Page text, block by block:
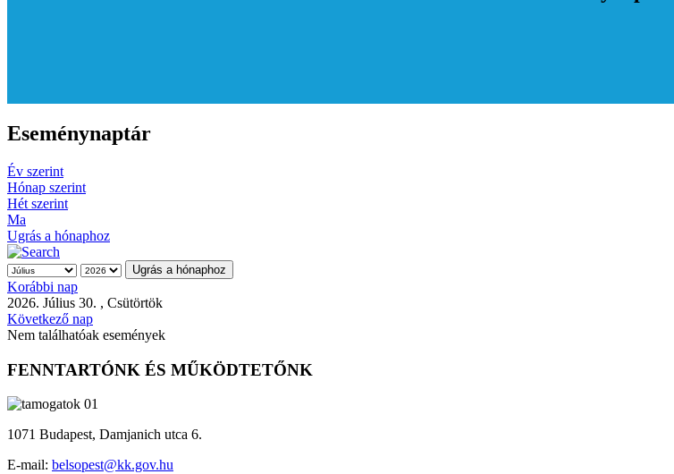
Eseménynaptár
Év szerint
Hónap szerint
Hét szerint
Ma
Ugrás a hónaphoz
Ugrás a hónaphoz
Korábbi nap
2026. Július 30. , Csütörtök
Következő nap
Nem találhatóak események
FENNTARTÓNK ÉS MŰKÖDTETŐNK
1071 Budapest, Damjanich utca 6.
E-mail: belsopest@kk.gov.hu